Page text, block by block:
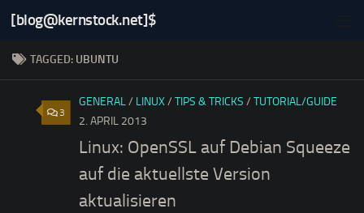
Skip to content
[blog@kernstock.net]$
TAGGED: UBUNTU
3
GENERAL/ LINUX/ TIPS & TRICKS / TUTORIAL/GUIDE
2. APRIL 2013
Linux: OpenSSL auf Debian Squeeze
auf die aktuellste Version
aktualisieren